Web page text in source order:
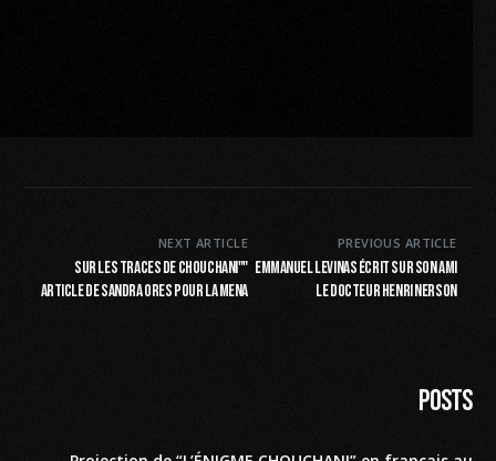
PREVIOUS ARTICLE
Emmanuel Levinas écrit sur son ami
le Docteur Henri Nerson
NEXT ARTICLE
"Sur les traces de Chouchani"
article de Sandra Ores pour la MENA
Posts